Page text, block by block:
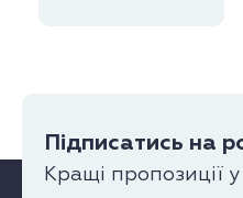
Підписатись на
Кращі пропозиції